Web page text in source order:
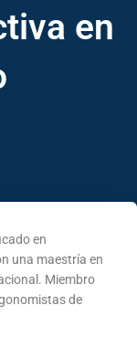
en
en
una maestría en
Miembro
de